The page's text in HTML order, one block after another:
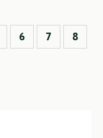
6 7 8